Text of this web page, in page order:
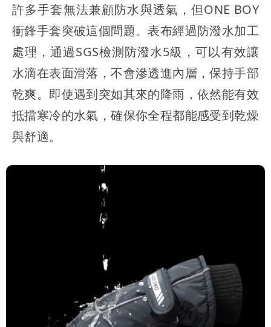
許多手套無法兼顧防水與透氣，但ONE BOY
衝鋒手套突破這個問題。表布經過防潑水加工
處理，通過SGS檢測防潑水5級，可以有效讓
水滴在表面滑落，不會滲透進內層，保持手部
乾爽。即使遇到突如其來的降雨，依然能有效
抵擋寒冷的水氣，確保你全程都能感受到乾燥
與舒適。